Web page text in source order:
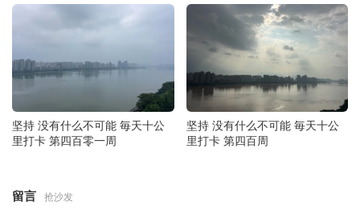
坚持 没有什么不可能 毎天十公
里打卡 第四百零一周
坚持 没有什么不可能 毎天十公
里打卡 第四百周
留言 抢沙发